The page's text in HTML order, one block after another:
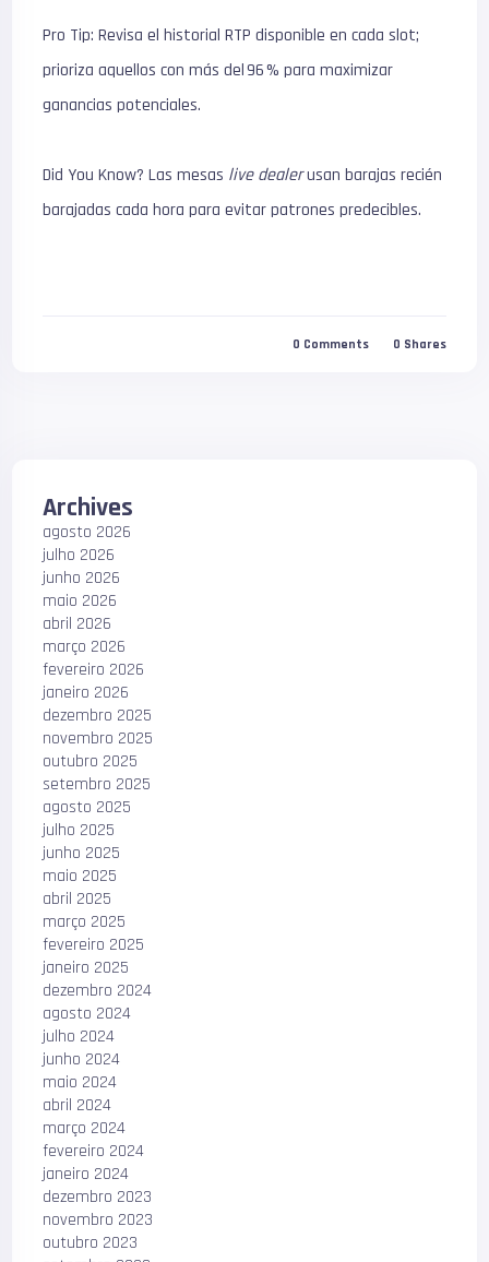
Pro Tip: Revisa el historial RTP disponible en cada slot;
prioriza aquellos con más del 96 % para maximizar
ganancias potenciales.
Did You Know? Las mesas live dealerusan barajas recién
barajadas cada hora para evitar patrones predecibles.
0 Comments 0 Shares
Archives
agosto 2026
julho 2026
junho 2026
maio 2026
abril 2026
março 2026
fevereiro 2026
janeiro 2026
dezembro 2025
novembro 2025
outubro 2025
setembro 2025
agosto 2025
julho 2025
junho 2025
maio 2025
abril 2025
março 2025
fevereiro 2025
janeiro 2025
dezembro 2024
agosto 2024
julho 2024
junho 2024
maio 2024
abril 2024
março 2024
fevereiro 2024
janeiro 2024
dezembro 2023
novembro 2023
outubro 2023